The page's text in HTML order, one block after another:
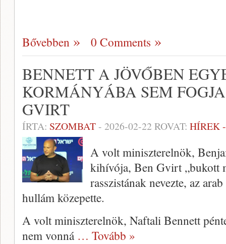
Bővebben 0 Comments
BENNETT A JÖVŐBEN
KORMÁNYÁBA SEM
GVIRT
ÍRTA: SZOMBAT- 2026-02-22 ROVAT: HÍREK
A volt miniszterelnök,
kihívója, Ben Gvirt „bukott
rasszistának nevezte, az
hullám közepette.
A volt miniszterelnök, Naftali Bennett
nem vonná … Tovább »